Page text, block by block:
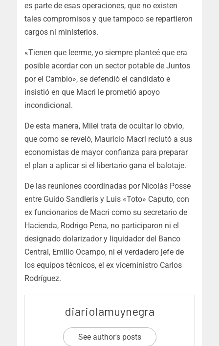
es parte de esas operaciones, que no existen
tales compromisos y que tampoco se repartieron
cargos ni ministerios.
«Tienen que leerme, yo siempre planteé que era
posible acordar con un sector potable de Juntos
por el Cambio», se defendió el candidato e
insistió en que Macri le prometió apoyo
incondicional.
De esta manera, Milei trata de ocultar lo obvio,
que como se reveló, Mauricio Macri reclutó a sus
economistas de mayor confianza para preparar
el plan a aplicar si el libertario gana el balotaje.
De las reuniones coordinadas por Nicolás Posse
entre Guido Sandleris y Luis «Toto» Caputo, con
ex funcionarios de Macri como su secretario de
Hacienda, Rodrigo Pena, no participaron ni el
designado dolarizador y liquidador del Banco
Central, Emilio Ocampo, ni el verdadero jefe de
los equipos técnicos, el ex viceministro Carlos
Rodríguez.
diariolamuynegra
See author's posts